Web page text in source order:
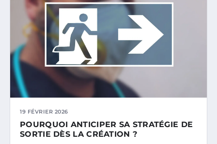
19 FÉVRIER 2026
POURQUOI ANTICIPER SA STRATÉGIE DE
SORTIE DÈS LA CRÉATION ?